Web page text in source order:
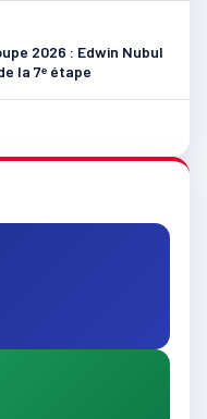
2026 : Edwin Nubul
la 7ᵉ étape